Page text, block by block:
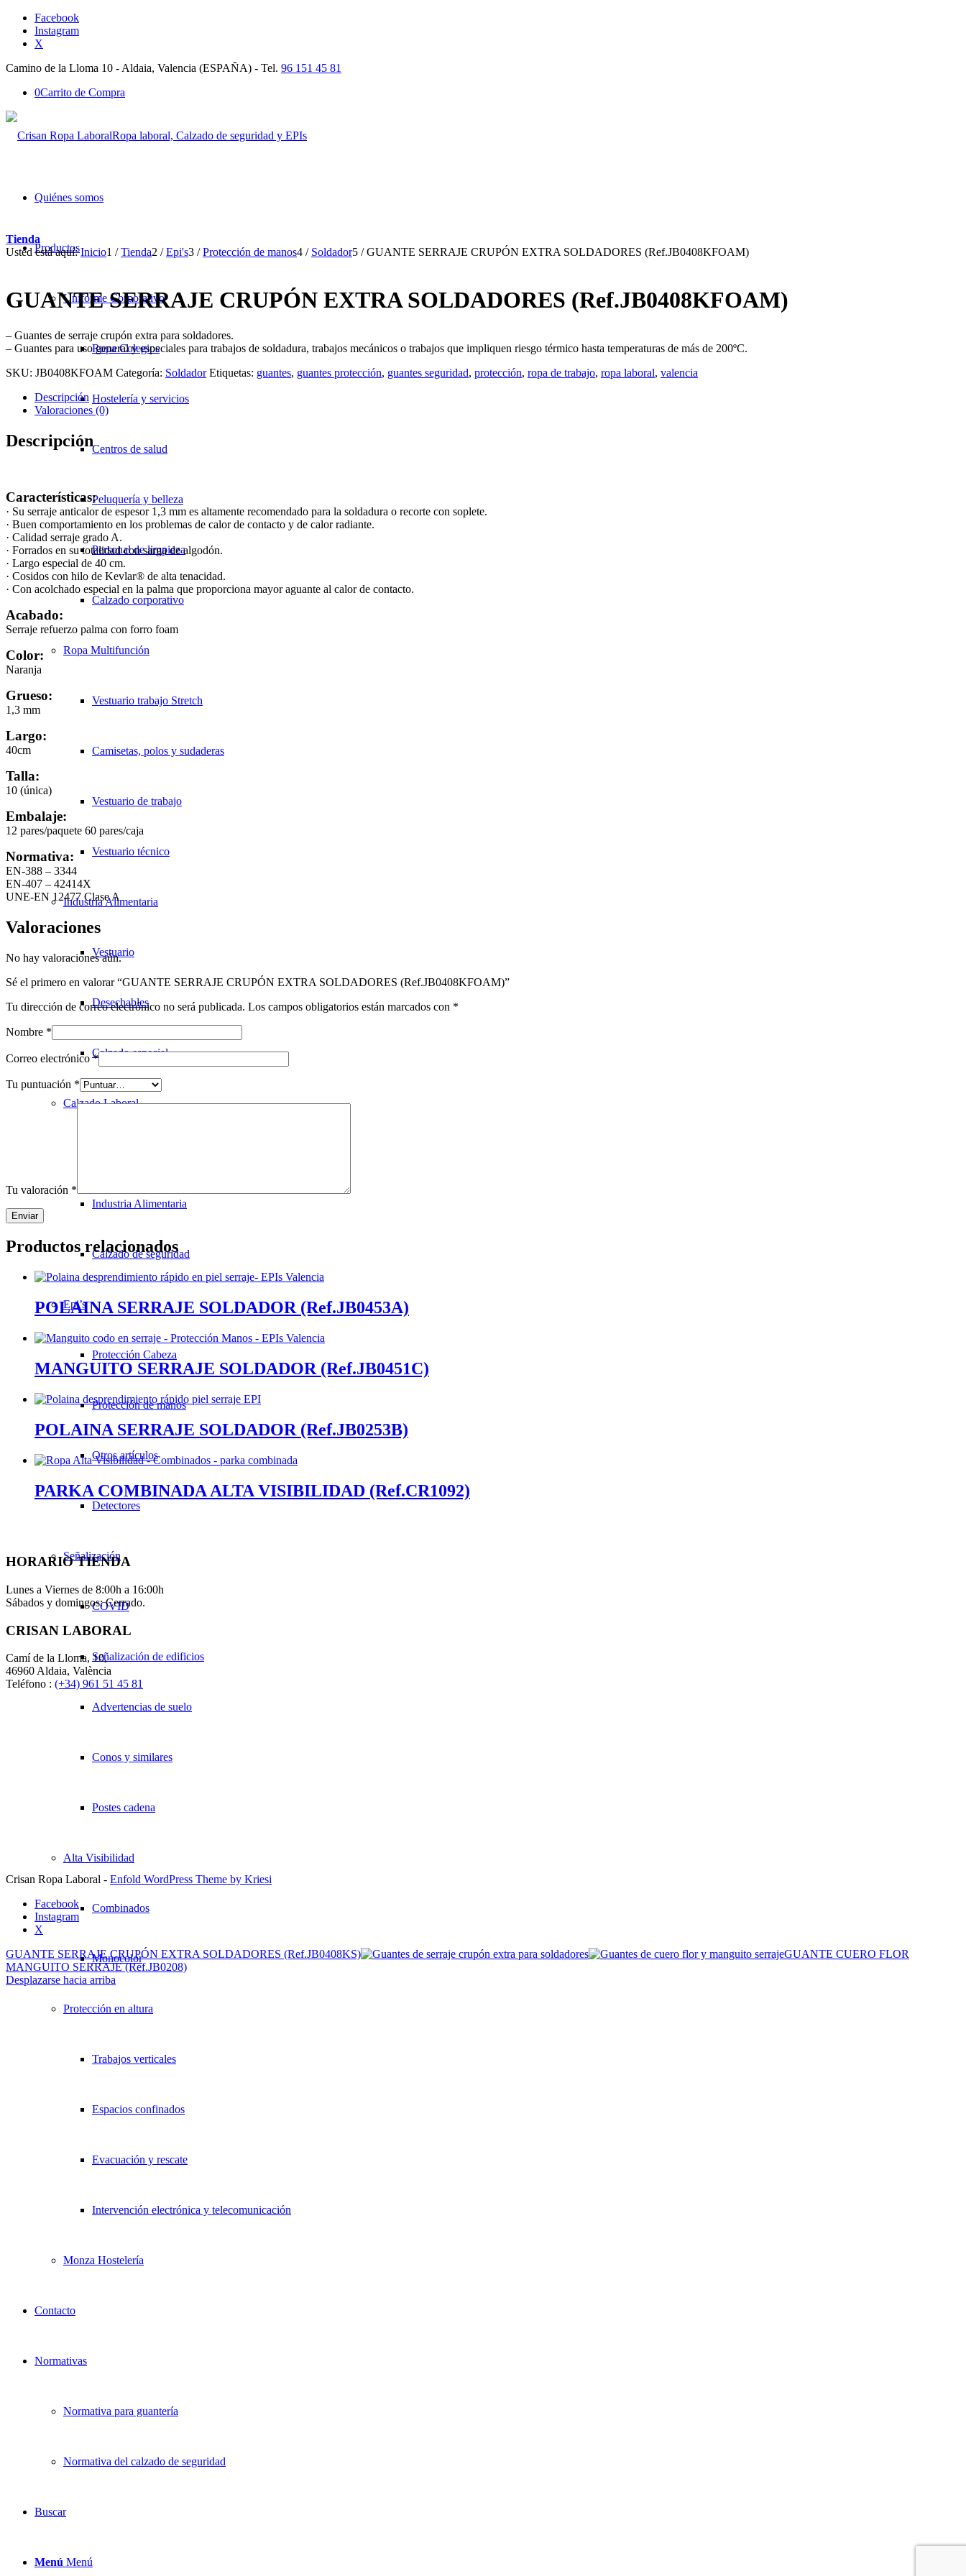
Facebook
Instagram
X
Camino de la Lloma 10 - Aldaia, Valencia (ESPAÑA) - Tel. 96 151 45 81
0Carrito de Compra
Ropa laboral, Calzado de seguridad y EPIs
Quiénes somos
Productos
Uniforme Corporativo
Ropa Colegios
Hostelería y servicios
Centros de salud
Peluquería y belleza
Personal de limpieza
Calzado corporativo
Ropa Multifunción
Vestuario trabajo Stretch
Camisetas, polos y sudaderas
Vestuario de trabajo
Vestuario técnico
Industria Alimentaria
Vestuario
Desechables
Calzado especial
Calzado Laboral
Industria Alimentaria
Calzado de seguridad
Epi’s
Protección Cabeza
Protección de manos
Otros artículos
Detectores
Señalización
COVID
Señalización de edificios
Advertencias de suelo
Conos y similares
Postes cadena
Alta Visibilidad
Combinados
Monocolor
Protección en altura
Trabajos verticales
Espacios confinados
Evacuación y rescate
Intervención electrónica y telecomunicación
Monza Hostelería
Contacto
Normativas
Normativa para guantería
Normativa del calzado de seguridad
Buscar
Menú Menú
Tienda
Usted está aquí: Inicio1 / Tienda2 / Epi's3 / Protección de manos4 / Soldador5 / GUANTE SERRAJE CRUPÓN EXTRA SOLDADORES (Ref.JB0408KFOAM)
GUANTE SERRAJE CRUPÓN EXTRA SOLDADORES (Ref.JB0408KFOAM)
– Guantes de serraje crupón extra para soldadores.
– Guantes para uso general y especiales para trabajos de soldadura, trabajos mecánicos o trabajos que impliquen riesgo térmico hasta temperaturas de más de 200ºC.
SKU: JB0408KFOAM Categoría: Soldador Etiquetas: guantes, guantes protección, guantes seguridad, protección, ropa de trabajo, ropa laboral, valencia
Descripción
Valoraciones (0)
Descripción
Características:
· Su serraje anticalor de espesor 1,3 mm es altamente recomendado para la soldadura o recorte con soplete.
· Buen comportamiento en los problemas de calor de contacto y de calor radiante.
· Calidad serraje grado A.
· Forrados en su totalidad con sarga de algodón.
· Largo especial de 40 cm.
· Cosidos con hilo de Kevlar® de alta tenacidad.
· Con acolchado especial en la palma que proporciona mayor aguante al calor de contacto.
Acabado:
Serraje refuerzo palma con forro foam
Color:
Naranja
Grueso:
1,3 mm
Largo:
40cm
Talla:
10 (única)
Embalaje:
12 pares/paquete 60 pares/caja
Normativa:
EN-388 – 3344
EN-407 – 42414X
UNE-EN 12477 Clase A
Valoraciones
No hay valoraciones aún.
Sé el primero en valorar “GUANTE SERRAJE CRUPÓN EXTRA SOLDADORES (Ref.JB0408KFOAM)”
Tu dirección de correo electrónico no será publicada. Los campos obligatorios están marcados con *
Nombre *
Correo electrónico*
Tu puntuación *
Tu valoración *
Productos relacionados
POLAINA SERRAJE SOLDADOR (Ref.JB0453A)
MANGUITO SERRAJE SOLDADOR (Ref.JB0451C)
POLAINA SERRAJE SOLDADOR (Ref.JB0253B)
PARKA COMBINADA ALTA VISIBILIDAD (Ref.CR1092)
HORARIO TIENDA
Lunes a Viernes de 8:00h a 16:00h
Sábados y domingos: Cerrado.
CRISAN LABORAL
Camí de la Lloma, 10,
46960 Aldaia, València
Teléfono : (+34) 961 51 45 81
Crisan Ropa Laboral - Enfold WordPress Theme by Kriesi
Facebook
Instagram
X
GUANTE SERRAJE CRUPÓN EXTRA SOLDADORES (Ref.JB0408KS)
GUANTE CUERO FLOR
MANGUITO SERRAJE (Ref.JB0208)
Desplazarse hacia arriba